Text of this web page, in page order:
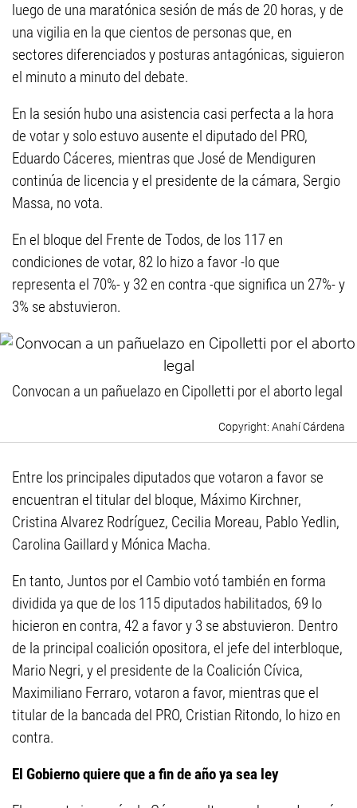
luego de una maratónica sesión de más de 20 horas, y de
una vigilia en la que cientos de personas que, en
sectores diferenciados y posturas antagónicas, siguieron
el minuto a minuto del debate.
En la sesión hubo una asistencia casi perfecta a la hora
de votar y solo estuvo ausente el diputado del PRO,
Eduardo Cáceres, mientras que José de Mendiguren
continúa de licencia y el presidente de la cámara, Sergio
Massa, no vota.
En el bloque del Frente de Todos, de los 117 en
condiciones de votar, 82 lo hizo a favor -lo que
representa el 70%- y 32 en contra -que significa un 27%- y
3% se abstuvieron.
Convocan a un pañuelazo en Cipolletti por el aborto legal
Anahí Cárdena
Entre los principales diputados que votaron a favor se
encuentran el titular del bloque, Máximo Kirchner,
Cristina Alvarez Rodríguez, Cecilia Moreau, Pablo Yedlin,
Carolina Gaillard y Mónica Macha.
En tanto, Juntos por el Cambio votó también en forma
dividida ya que de los 115 diputados habilitados, 69 lo
hicieron en contra, 42 a favor y 3 se abstuvieron. Dentro
de la principal coalición opositora, el jefe del interbloque,
Mario Negri, y el presidente de la Coalición Cívica,
Maximiliano Ferraro, votaron a favor, mientras que el
titular de la bancada del PRO, Cristian Ritondo, lo hizo en
contra.
El Gobierno quiere que a fin de año ya sea ley